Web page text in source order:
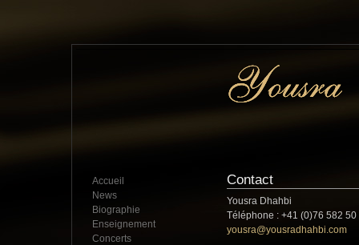
Accueil
News
Biographie
Enseignement
Concerts
Contact
Yousra Dhahbi
Téléphone : +41 (0)76 582 50
yousra@yousradhahbi.com